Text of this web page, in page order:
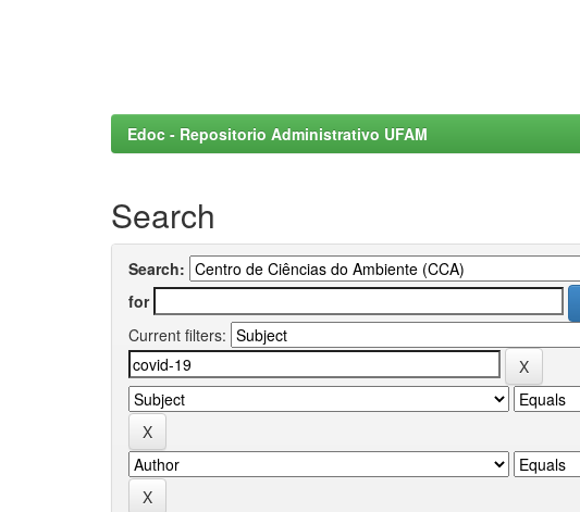
Edoc - Repositorio Administrativo UFAM
Search
Search:
for
Current filters: